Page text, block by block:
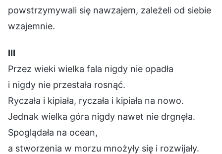
powstrzymywali się nawzajem, zależeli od siebie
wzajemnie.
Ⅲ
Przez wieki wielka fala nigdy nie opadła
i nigdy nie przestała rosnąć.
Ryczała i kipiała, ryczała i kipiała na nowo.
Jednak wielka góra nigdy nawet nie drgnęła.
Spoglądała na ocean,
a stworzenia w morzu mnożyły się i rozwijały.